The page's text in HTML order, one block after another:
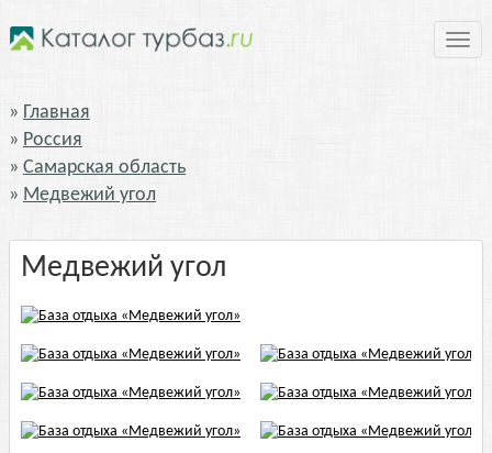
Главная
Россия
Самарская область
Медвежий угол
Медвежий угол